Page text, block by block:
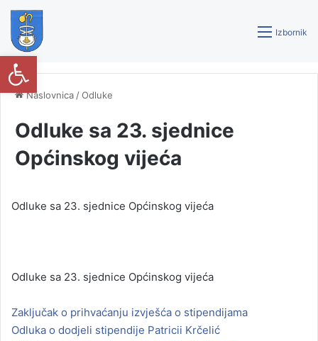
Izbornik
Naslovnica /Odluke
Odluke sa 23. sjednice
Općinskog vijeća
Odluke sa 23. sjednice Općinskog vijeća
Odluke sa 23. sjednice Općinskog vijeća
Zaključak o prihvaćanju izvješća o stipendijama
Odluka o dodjeli stipendije Patricii Krčelić
Open toolbar